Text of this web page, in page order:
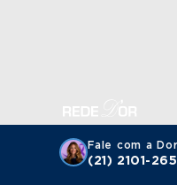
Fale com a
(21) 2101-